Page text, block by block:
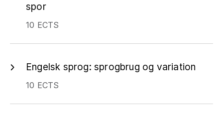
spor
10 ECTS
Engelsk sprog: sprogbrug og variation
10 ECTS